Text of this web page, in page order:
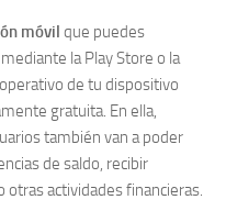
móvil que puedes
la Play Store o la
de tu dispositivo
gratuita. En ella,
también van a poder
de saldo, recibir
otras actividades financieras.